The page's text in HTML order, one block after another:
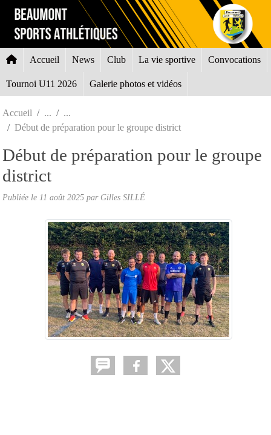
Accueil News Club La vie sportive Convocations
Tournoi U11 2026 Galerie photos et vidéos
Accueil
Début de préparation pour le groupe district
Début de préparation pour le groupe
district
Publiée le 11 août 2025 par Gilles SILLÉ
Panneau de gestion des cookies